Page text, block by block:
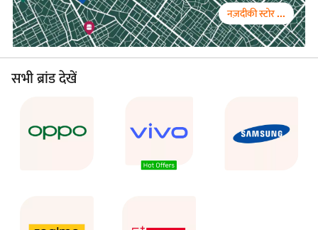
नज़दीकी स्टोर ...
सभी ब्रांड देखें